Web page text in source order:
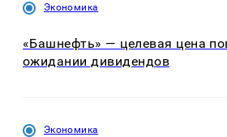
Экономика
«Башнефть» — целевая цена
ожидании дивидендов
Экономика